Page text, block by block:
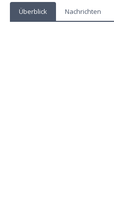
Überblick Nachrichten